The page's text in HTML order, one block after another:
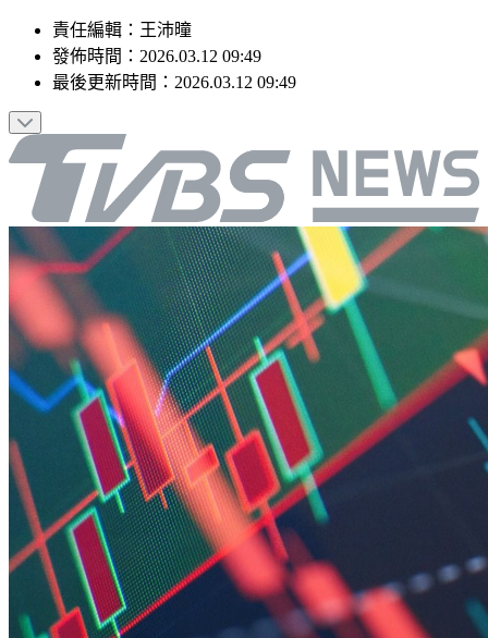
責任編輯 ： 王沛曈
發佈時間： 2026.03.12 09:49
最後更新時間： 2026.03.12 09:49